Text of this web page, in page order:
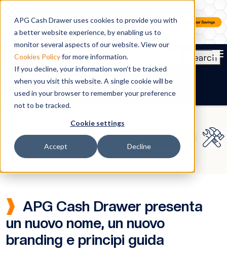
APG Cash Drawer uses cookies to provide you with
a better website experience, by enabling us to
monitor several aspects of our website. View our
Cookies Policyfor more information.
If you decline, your information won’t be tracked
when you visit this website. A single cookie will be
used in your browser to remember your preference
not to be tracked.
Cookie settings
Accept Decline
Search
IT
APG Cash Drawer presenta
un nuovo nome, un nuovo
branding e principi guida